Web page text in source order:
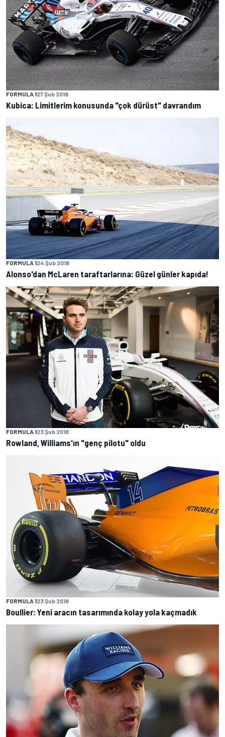
FORMULA 127 Şub 2018
Kubica: Limitlerim konusunda "çok dürüst" davrandım
FORMULA 124 Şub 2018
Alonso'dan McLaren taraftarlarına: Güzel günler kapıda!
FORMULA 123 Şub 2018
Rowland, Williams'ın "genç pilotu" oldu
FORMULA 123 Şub 2018
Boullier: Yeni aracın tasarımında kolay yola kaçmadık